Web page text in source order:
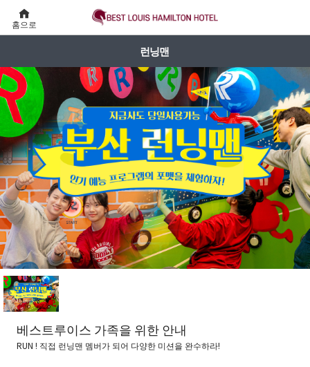
홈으로
런닝맨
베스트루이스 가족을 위한 안내
RUN ! 직접 런닝맨 멤버가 되어 다양한 미션을 완수하라!